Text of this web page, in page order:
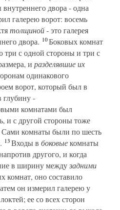
двора - одна
галерею ворот: восемь
толщиной- это галерея
двора. 10Боковых комнат
три с одной стороны и три с
и разделявшие их
одинакового
ворот, который был в
глубину -
комнатами был
и с другой стороны тоже
Сами комнаты были по шесть
13Входы в боковыекомнаты
другого, и когда
в ширину междузадними
комнат, оно составило
он измерил галерею у
ее со всех сторон